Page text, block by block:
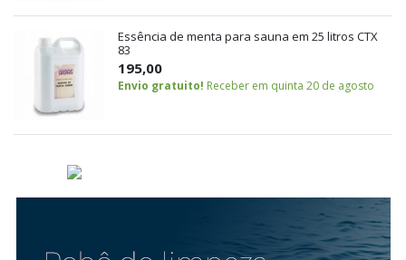
Essência de menta para sauna em 25 litros CTX
83
195,00
Envio gratuito! Receber em quinta 20 de agosto